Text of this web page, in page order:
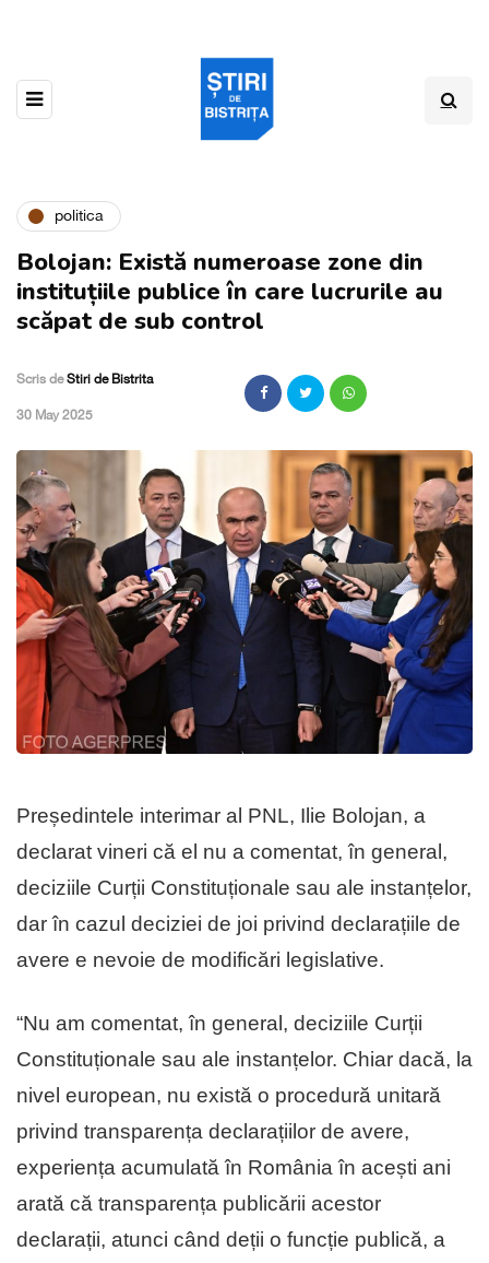
politica
Bolojan: Există numeroase zone din
instituțiile publice în care lucrurile au
scăpat de sub control
Scris deStiri de Bistrita
,30 May 2025
Președintele interimar al PNL, Ilie Bolojan, a
declarat vineri că el nu a comentat, în general,
deciziile Curții Constituționale sau ale instanțelor,
dar în cazul deciziei de joi privind declarațiile de
avere e nevoie de modificări legislative.
“Nu am comentat, în general, deciziile Curții
Constituționale sau ale instanțelor. Chiar dacă, la
nivel european, nu există o procedură unitară
privind transparența declarațiilor de avere,
experiența acumulată în România în acești ani
arată că transparența publicării acestor
declarații, atunci când deții o funcție publică, a